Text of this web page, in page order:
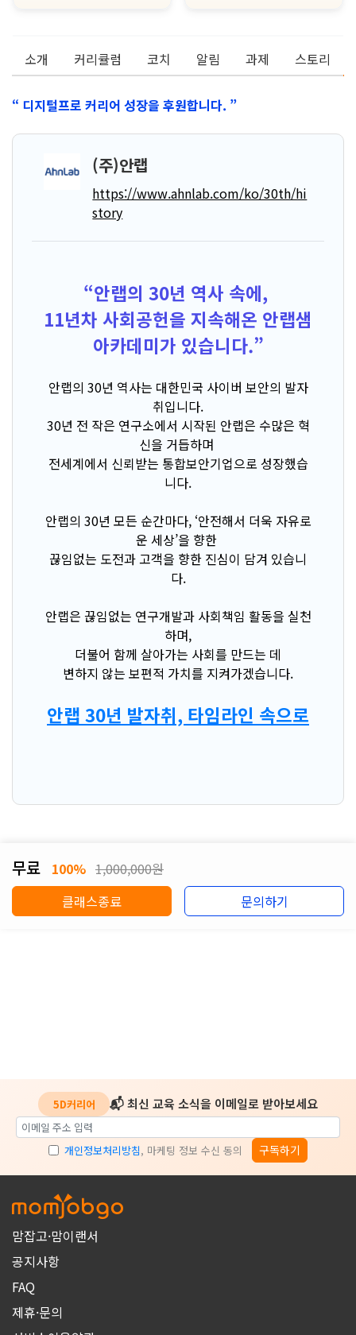
소개 커리큘럼 코치 알림 과제 스토리
“ 디지털프로 커리어 성장을 후원합니다. ”
(주)안랩
https://www.ahnlab.com/ko/30th/hi
story
“안랩의 30년 역사 속에,
11년차 사회공헌을 지속해온 안랩샘
아카데미가 있습니다.”
안랩의 30년 역사는 대한민국 사이버 보안의 발자
취입니다.
30년 전 작은 연구소에서 시작된 안랩은 수많은 혁
신을 거듭하며
전세계에서 신뢰받는 통합보안기업으로 성장했습
니다.
안랩의 30년 모든 순간마다, ‘안전해서 더욱 자유로
운 세상’을 향한
끊임없는 도전과 고객을 향한 진심이 담겨 있습니
다.
안랩은 끊임없는 연구개발과 사회책임 활동을 실천
하며,
더불어 함께 살아가는 사회를 만드는 데
변하지 않는 보편적 가치를 지켜가겠습니다.
안랩 30년 발자취, 타임라인 속으로
무료 100% 1,000,000원
클래스종료
문의하기
5D커리어 📬 최신 교육 소식을 이메일로 받아보세요
개인정보처리방침, 마케팅 정보 수신 동의 구독하기
맘잡고·맘이랜서
공지사항
FAQ
제휴·문의